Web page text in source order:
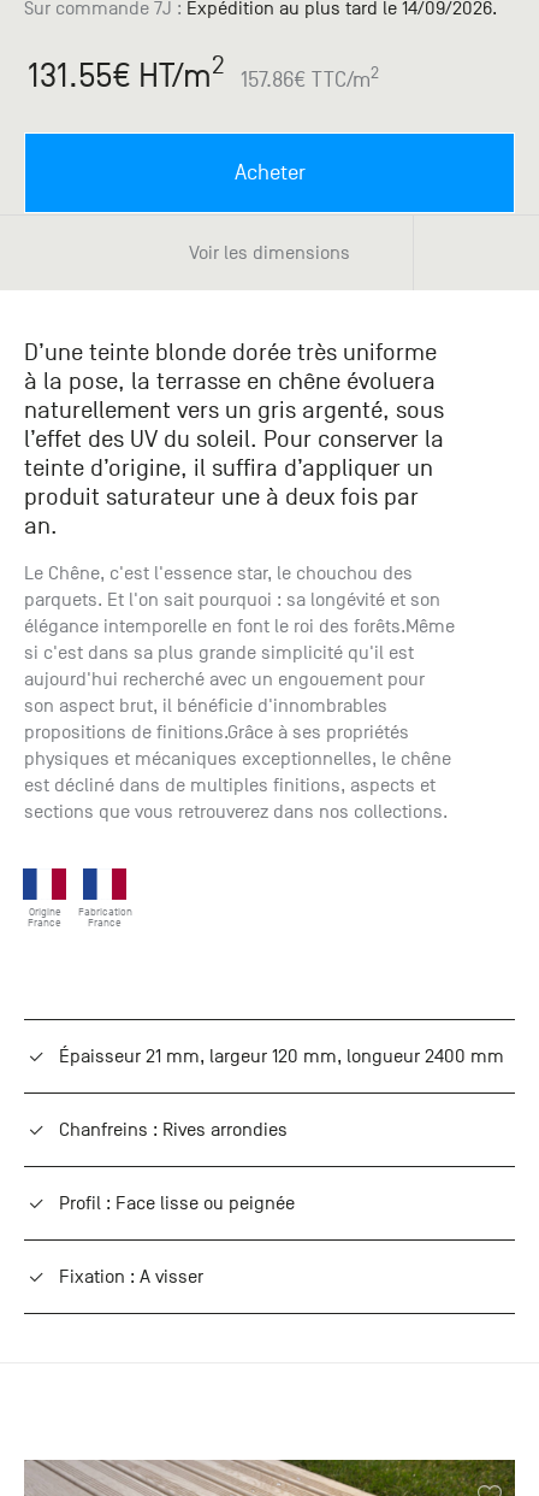
Sur commande 7J : Expédition au plus tard le 14/09/2026.
131.55€ HT/m2 157.86€ TTC/m2
Acheter
Voir les dimensions
D’une teinte blonde dorée très uniforme
à la pose, la terrasse en chêne évoluera
naturellement vers un gris argenté, sous
l’effet des UV du soleil. Pour conserver la
teinte d’origine, il suffira d’appliquer un
produit saturateur une à deux fois par
an.
Le Chêne, c'est l'essence star, le chouchou des
parquets. Et l'on sait pourquoi : sa longévité et son
élégance intemporelle en font le roi des forêts.Même
si c'est dans sa plus grande simplicité qu'il est
aujourd'hui recherché avec un engouement pour
son aspect brut, il bénéficie d'innombrables
propositions de finitions.Grâce à ses propriétés
physiques et mécaniques exceptionnelles, le chêne
est décliné dans de multiples finitions, aspects et
sections que vous retrouverez dans nos collections.
Origine
France
Fabrication
France
Épaisseur 21 mm, largeur 120 mm, longueur 2400 mm
Chanfreins : Rives arrondies
Profil : Face lisse ou peignée
Fixation : A visser
Accessoires
Pont de
Du lundi
+33 (0)1
95870
Bezons
Chambourcy
Du lundi
au
samedi
30 06 09
22
22, route
de
Mantes -
78240
Chambourcy
savez ce
recherchez
?
catalogue
des
papier ?